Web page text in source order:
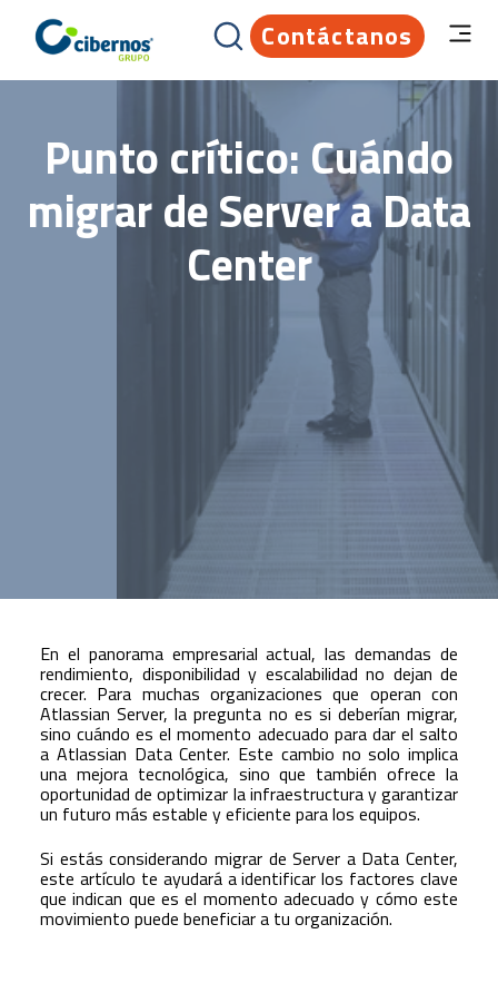
Contáctanos
Punto crítico: Cuándo
migrar de Server a Data
Center
En el panorama empresarial actual, las demandas de
rendimiento, disponibilidad y escalabilidad no dejan de
crecer. Para muchas organizaciones que operan con
Atlassian Server, la pregunta no es si deberían migrar,
sino cuándo es el momento adecuado para dar el salto
a Atlassian Data Center. Este cambio no solo implica
una mejora tecnológica, sino que también ofrece la
oportunidad de optimizar la infraestructura y garantizar
un futuro más estable y eficiente para los equipos.
Si estás considerando migrar de Server a Data Center,
este artículo te ayudará a identificar los factores clave
que indican que es el momento adecuado y cómo este
movimiento puede beneficiar a tu organización.